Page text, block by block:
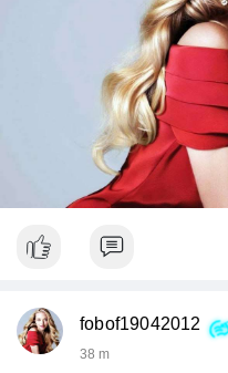
fobof19042012
38 m